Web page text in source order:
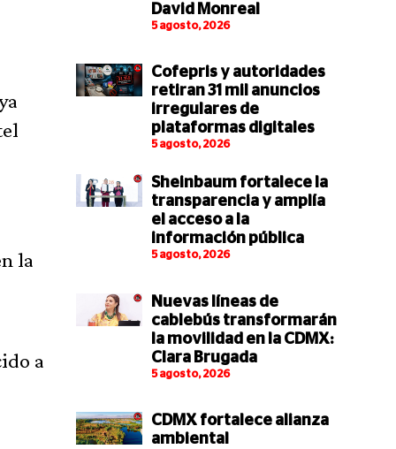
la
a
David Monreal
5 agosto, 2026
Cofepris y autoridades
retiran 31 mil anuncios
irregulares de
plataformas digitales
5 agosto, 2026
Sheinbaum fortalece la
transparencia y amplía
el acceso a la
información pública
5 agosto, 2026
Nuevas líneas de
cablebús transformarán
la movilidad en la CDMX:
Clara Brugada
5 agosto, 2026
CDMX fortalece alianza
ambiental